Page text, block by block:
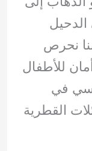
نحرص
للأطفال
في
القطرية